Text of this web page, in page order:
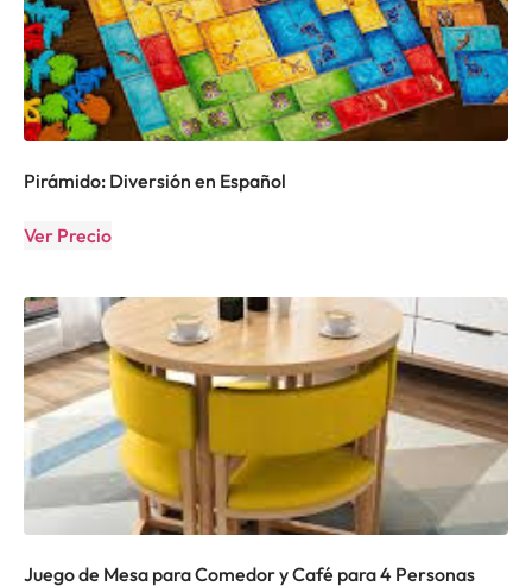
Pirámido: Diversión en Español
Ver Precio
Juego de Mesa para Comedor y Café para 4 Personas